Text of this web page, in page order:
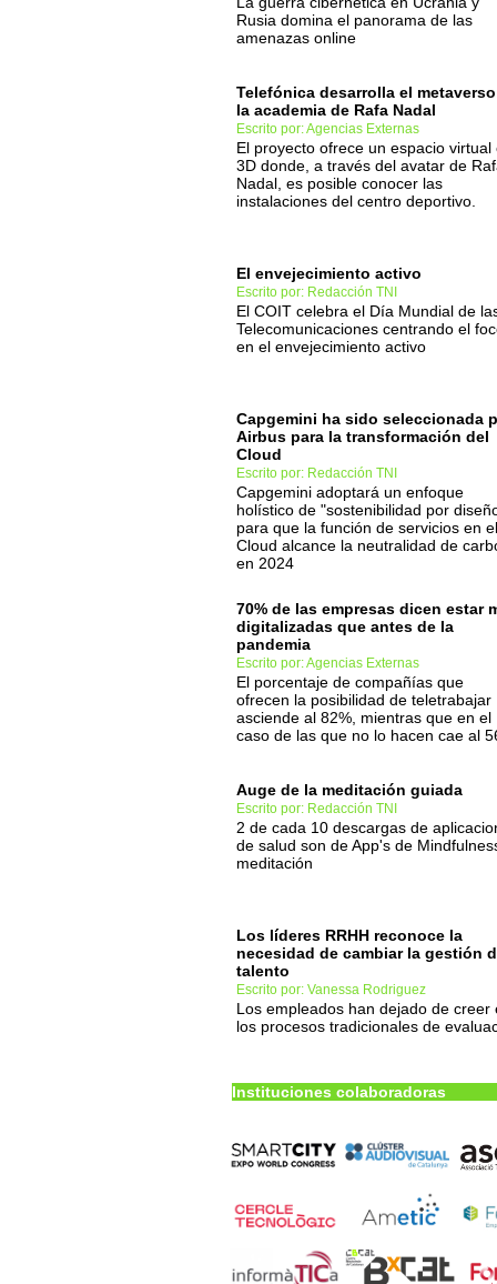
Rusia domina el panorama de las
amenazas online
Telefónica desarrolla el
la academia de Rafa Nadal
Escrito por: Agencias Externas
El proyecto ofrece un espacio virtual
3D donde, a través del avatar de
Nadal, es posible conocer las
instalaciones del centro deportivo.
El envejecimiento activo
Escrito por: Redacción TNI
El COIT celebra el Día Mundial de
Telecomunicaciones centrando el
en el envejecimiento activo
Capgemini ha sido seleccionada
Airbus para la transformación del
Cloud
Escrito por: Redacción TNI
Capgemini adoptará un enfoque
holístico de "sostenibilidad por
para que la función de servicios en el
Cloud alcance la neutralidad de
en 2024
70% de las empresas dicen estar
digitalizadas que antes de la
pandemia
Escrito por: Agencias Externas
El porcentaje de compañías que
ofrecen la posibilidad de teletrabajar
asciende al 82%, mientras que en el
caso de las que no lo hacen cae al
Auge de la meditación guiada
Escrito por: Redacción TNI
2 de cada 10 descargas de
de salud son de App's de
meditación
Los líderes RRHH reconoce la
necesidad de cambiar la gestión
talento
Escrito por: Vanessa Rodriguez
Los empleados han dejado de creer
los procesos tradicionales de
Instituciones colaboradoras